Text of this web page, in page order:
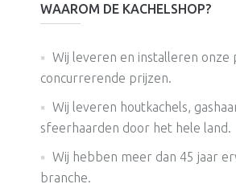
WAAROM DE KACHELSHOP?
Wij leveren en installeren onze
concurrerende prijzen.
Wij leveren houtkachels,
sfeerhaarden door het hele land.
Wij hebben meer dan 45 jaar
branche.